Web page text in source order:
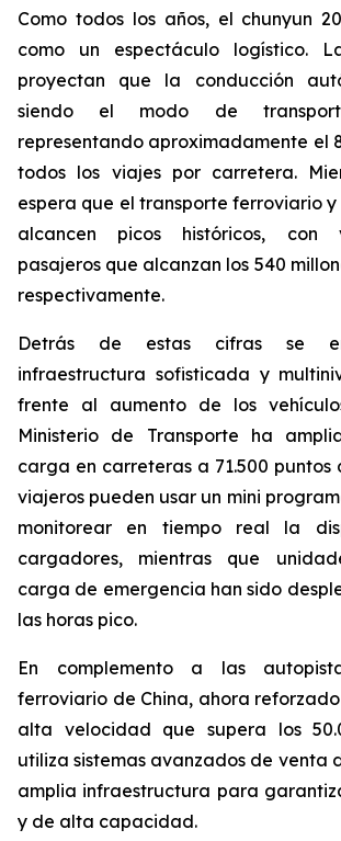
Como todos los años, el chunyun
como un espectáculo logístico.
proyectan que la conducción
siendo el modo de
representando aproximadamente el
todos los viajes por carretera.
espera que el transporte ferroviario
alcancen picos históricos, con
pasajeros que alcanzan los 540
respectivamente.
Detrás de estas cifras se
infraestructura sofisticada y
frente al aumento de los
Ministerio de Transporte ha
carga en carreteras a 71.500 puntos
viajeros pueden usar un mini
monitorear en tiempo real la
cargadores, mientras que
carga de emergencia han sido
las horas pico.
En complemento a las
ferroviario de China, ahora
alta velocidad que supera los
utiliza sistemas avanzados de venta
amplia infraestructura para
y de alta capacidad.